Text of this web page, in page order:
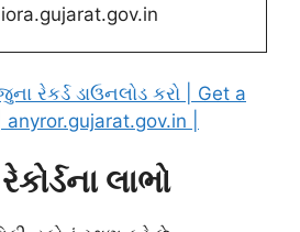
iora.gujarat.gov.in
લાભો